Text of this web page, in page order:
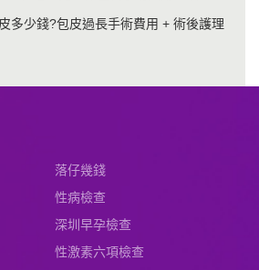
多少錢?包皮過長手術費用 + 術後護理
落仔幾錢
性病檢查
深圳早孕檢查
性激素六項檢查